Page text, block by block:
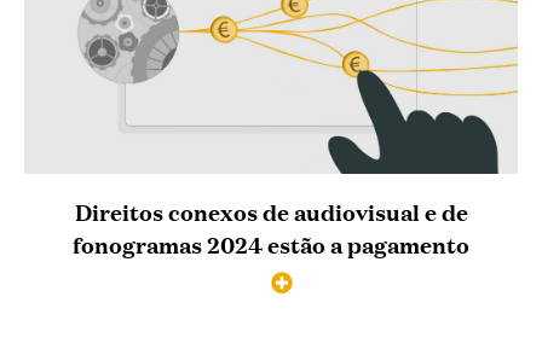
Direitos conexos de audiovisual e de
fonogramas 2024 estão a pagamento